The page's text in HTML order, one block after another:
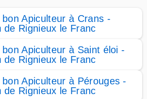
Apiculteur à Crans -
de Rignieux le Franc
Apiculteur à Saint éloi -
de Rignieux le Franc
Apiculteur à Pérouges -
de Rignieux le Franc